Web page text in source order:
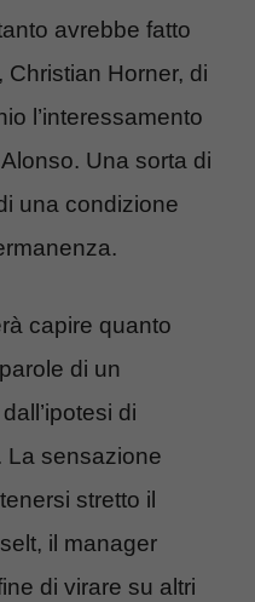
avrebbe fatto
Horner, di
l’interessamento
Una sorta di
una condizione
capire quanto
di un
di
La sensazione
stretto il
il manager
di virare su altri